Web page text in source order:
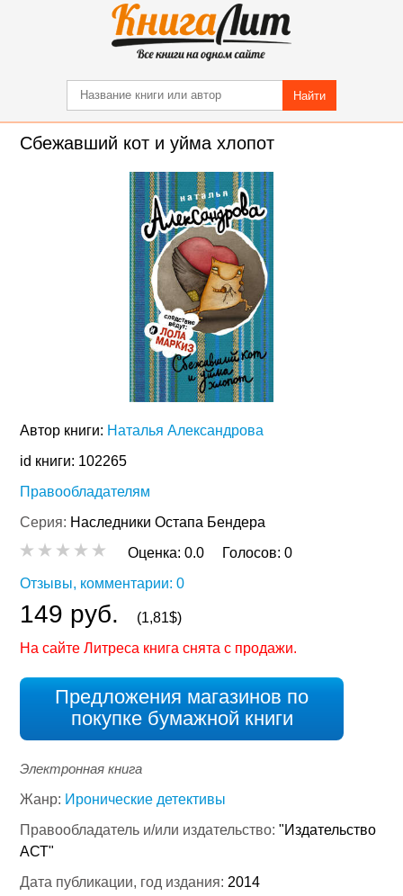
Найти
Сбежавший кот и уйма хлопот
Автор книги: Наталья Александрова
id книги: 102265
Правообладателям
Серия: Наследники Остапа Бендера
Оценка:0.0 Голосов:0
Отзывы, комментарии: 0
149 руб.
(1,81$)
На сайте Литреса книга снята с продажи.
Предложения магазинов по
покупке бумажной книги
Электронная книга
Жанр: Иронические детективы
Правообладатель и/или издательство:"Издательство
АСТ"
Дата публикации, год издания: 2014